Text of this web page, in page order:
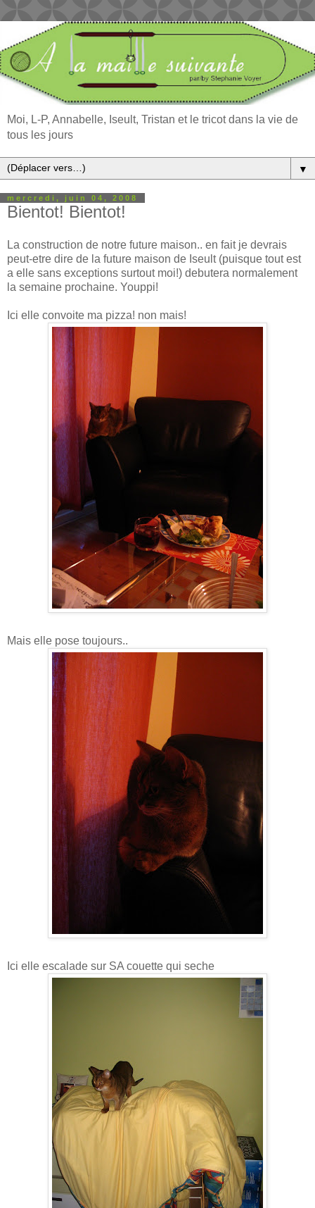
Moi, L-P, Annabelle, Iseult, Tristan et le tricot dans la vie de
tous les jours
▼
mercredi, juin 04, 2008
Bientot! Bientot!
La construction de notre future maison.. en fait je devrais
peut-etre dire de la future maison de Iseult (puisque tout est
a elle sans exceptions surtout moi!) debutera normalement
la semaine prochaine. Youppi!
Ici elle convoite ma pizza! non mais!
Mais elle pose toujours..
Ici elle escalade sur SA couette qui seche